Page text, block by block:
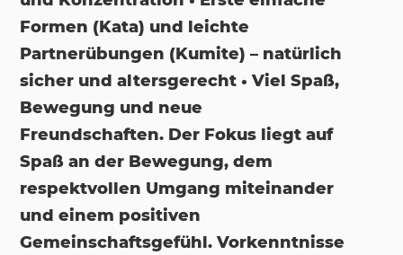
Formen (Kata) und leichte
Partnerübungen (Kumite) – natürlich
sicher und altersgerecht • Viel Spaß,
Bewegung und neue
Freundschaften. Der Fokus liegt auf
Spaß an der Bewegung, dem
respektvollen Umgang miteinander
und einem positiven
Gemeinschaftsgefühl. Vorkenntnisse